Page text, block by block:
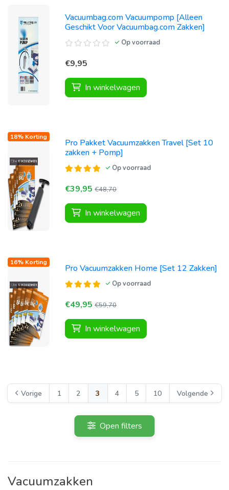
Vacuumbag.com Vacuumpomp [Alleen
Geschikt Voor Vacuumbag.com Zakken]
Op voorraad
€9,95
In winkelwagen
18% Korting
Pro Pakket Vacuumzakken Travel [Set 10
zakken + Pomp]
Op voorraad
€39,95 €48,70
In winkelwagen
16% Korting
Pro Vacuumzakken Home [Set 12 Zakken]
Op voorraad
€49,95 €59,70
In winkelwagen
Vorige 1 2 3 4 5 10 Volgende
Open filters
Vacuumzakken